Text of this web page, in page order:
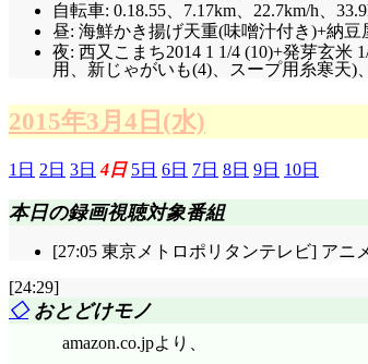
自転車: 0.18.55、7.17km、22.7km/h、
昼: 海鮮かき揚げ天重(味噌汁付き)+納
夜: 西又こまち2014 1 1/4 (10)+発芽玄
用、新じゃがいも(4)、スープ用糸寒天)
2015年3月4日(水)
1日 2日 3日 4日 5日 6日 7日 8日 9日 10日
本日の録画視聴対象番組
[27:05 東京メトロポリタンテレビ] ア
[24:29]
◇おとどけモノ
amazon.co.jpより、